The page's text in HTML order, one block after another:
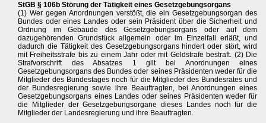
StGB § 106b Störung der Tätigkeit eines Gesetzgebungsorgans
(1) Wer gegen Anordnungen verstößt, die ein Gesetzgebungsorgan des
Bundes oder eines Landes oder sein Präsident über die Sicherheit und
Ordnung im Gebäude des Gesetzgebungsorgans oder auf dem
dazugehörenden Grundstück allgemein oder im Einzelfall erläßt, und
dadurch die Tätigkeit des Gesetzgebungsorgans hindert oder stört, wird
mit Freiheitsstrafe bis zu einem Jahr oder mit Geldstrafe bestraft. (2) Die
Strafvorschrift des Absatzes 1 gilt bei Anordnungen eines
Gesetzgebungsorgans des Bundes oder seines Präsidenten weder für die
Mitglieder des Bundestages noch für die Mitglieder des Bundesrates und
der Bundesregierung sowie ihre Beauftragten, bei Anordnungen eines
Gesetzgebungsorgans eines Landes oder seines Präsidenten weder für
die Mitglieder der Gesetzgebungsorgane dieses Landes noch für die
Mitglieder der Landesregierung und ihre Beauftragten.